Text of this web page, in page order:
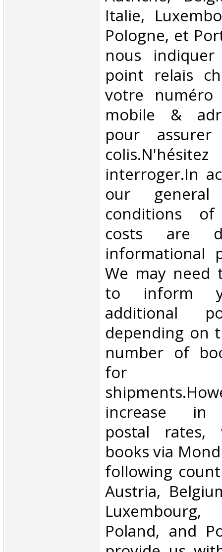
Italie,
Pologne, et
nous
point relais
votre numéro
mobile &
pour
interroger.In
our
conditions of
costs are
informational
We may need
to inform
additional
depending on
number of
for
increase in
postal
books via
following
Austria,
Poland, and